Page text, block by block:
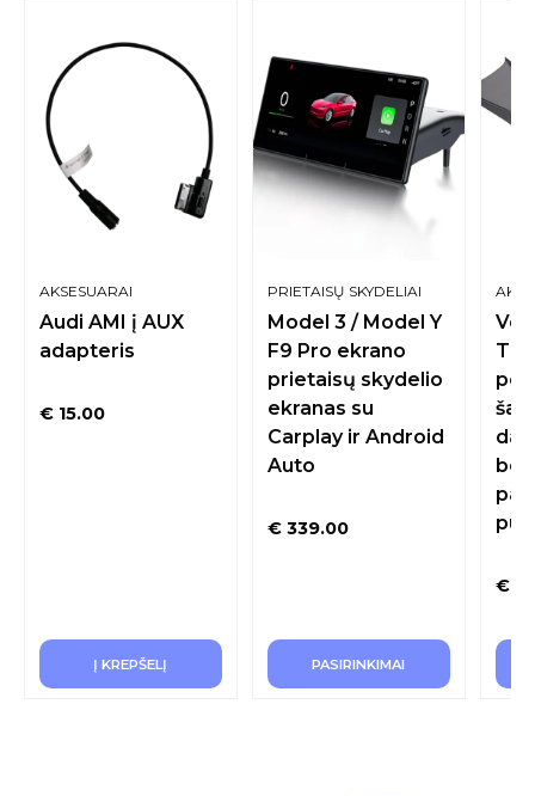
AKSESUARAI
Audi AMI į AUX
adapteris
€ 15.00
Į KREPŠELĮ
PRIETAISŲ SKYDELIAI
Model 3 / Model Y
F9 Pro ekrano
prietaisų skydelio
ekranas su
Carplay ir Android
Auto
€339.00
PASIRINKIMAI
€